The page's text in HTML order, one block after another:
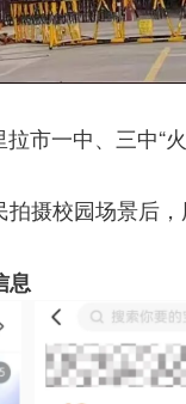
市一中、三中“
摄校园场景后
息